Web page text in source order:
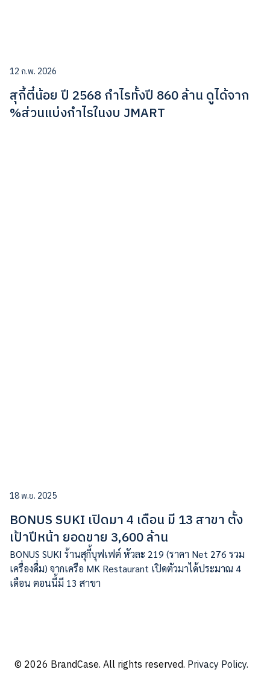
12 ก.พ. 2026
สุกี้ตี๋น้อย ปี 2568 กำไรทั้งปี 860 ล้าน ดูได้จาก
%ส่วนแบ่งกำไรในงบ JMART
18 พ.ย. 2025
BONUS SUKI เปิดมา 4 เดือน มี 13 สาขา ตั้ง
เป้าปีหน้า ยอดขาย 3,600 ล้าน
BONUS SUKI ร้านสุกี้บุฟเฟต์ หัวละ 219 (ราคา Net 276 รวม
เครื่องดื่ม) จากเครือ MK Restaurant เปิดตัวมาได้ประมาณ 4
เดือน ตอนนี้มี 13 สาขา
© 2026 BrandCase. All rights reserved. Privacy Policy.